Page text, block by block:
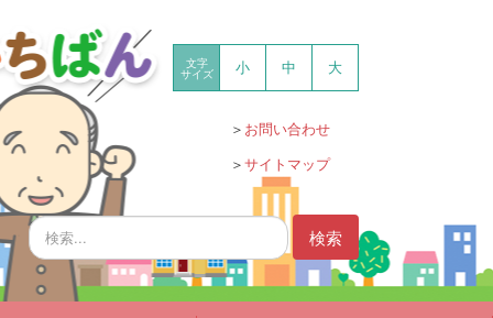
文字
サイズ
小 中 大
＞ お問い合わせ
＞ サイトマップ
検
索...
検索